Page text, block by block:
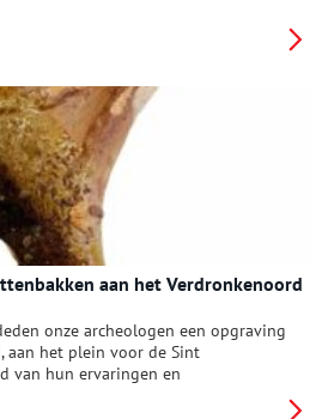
voor alle kleuren van de pride-
lutherse gemeenschap! Te zien vanaf
Out Day op zondag 11 oktober.
aan het Verdronkenoord
onze archeologen een opgraving
aan het plein voor de Sint
van hun ervaringen en